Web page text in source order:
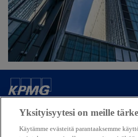
Yhteystietomme
Yksityisyytesi on meille
Käytämme evästeitä parantaaksemme